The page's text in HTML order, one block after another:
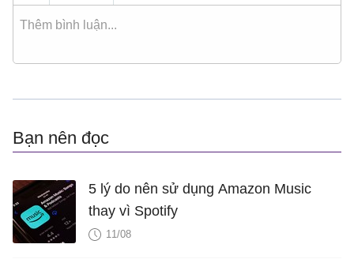
Bạn nên đọc
5 lý do nên sử dụng Amazon Music
thay vì Spotify
11/08